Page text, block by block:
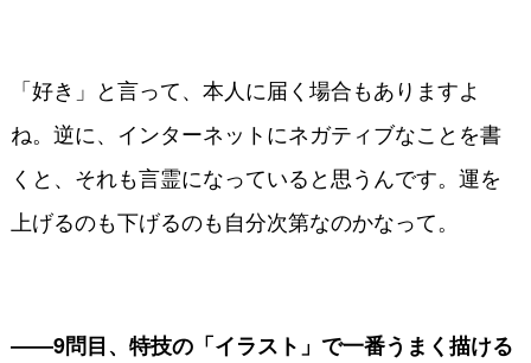
「好き」と言って、本人に届く場合もありますよ
ね。逆に、インターネットにネガティブなことを書
くと、それも言霊になっていると思うんです。運を
上げるのも下げるのも自分次第なのかなって。
――9問目、特技の「イラスト」で一番うまく描ける